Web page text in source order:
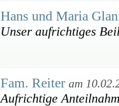
Hans und Maria
Unser aufrichtiges
Fam. Reiter am
Aufrichtige